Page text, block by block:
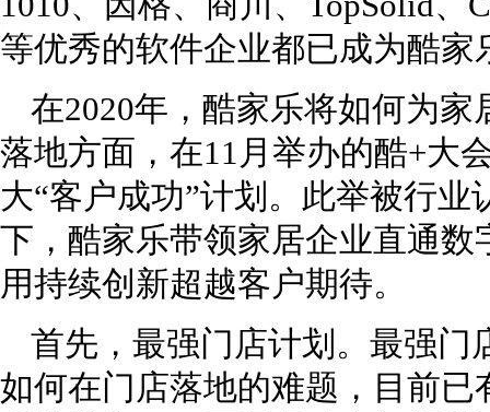
等优秀的软件企业都已成为酷
在2020年，酷家乐将如何为
落地方面，在11月举办的酷+大
大“客户成功”计划。此举被行
下，酷家乐带领家居企业直通
用持续创新超越客户期待。
首先，最强门店计划。最强门
如何在门店落地的难题，目前